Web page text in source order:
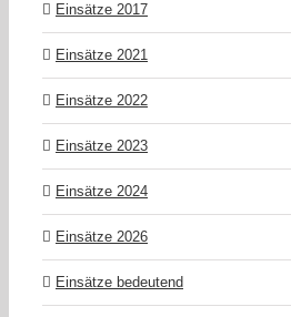
Einsätze 2017
Einsätze 2021
Einsätze 2022
Einsätze 2023
Einsätze 2024
Einsätze 2026
Einsätze bedeutend